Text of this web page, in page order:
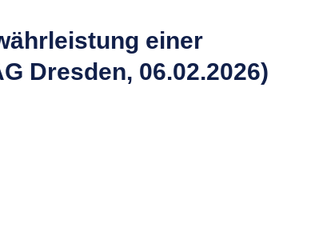
einer
Dresden, 06.02.2026)